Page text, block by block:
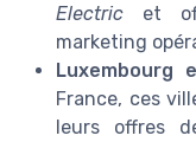
Electric et
marketing
Luxembourg
France, ces
leurs offres